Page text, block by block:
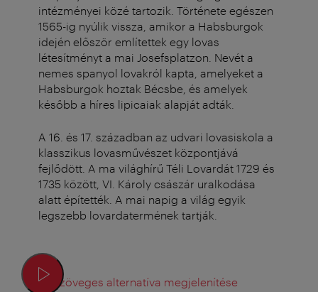
intézményei közé tartozik. Története egészen
1565-ig nyúlik vissza, amikor a Habsburgok
idején először említettek egy lovas
létesítményt a mai Josefsplatzon. Nevét a
nemes spanyol lovakról kapta, amelyeket a
Habsburgok hoztak Bécsbe, és amelyek
később a híres lipicaiak alapját adták.
A 16. és 17. században az udvari lovasiskola a
klasszikus lovasművészet központjává
fejlődött. A ma világhírű Téli Lovardát 1729 és
1735 között, VI. Károly császár uralkodása
alatt építették. A mai napig a világ egyik
legszebb lovardatermének tartják.
Szöveges alternatíva megjelenítése